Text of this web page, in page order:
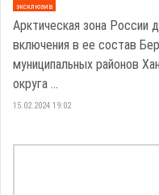
эксклюзив
Арктическая зона России
включения в ее состав
муниципальных районов
округа ...
15.02.2024 19:02